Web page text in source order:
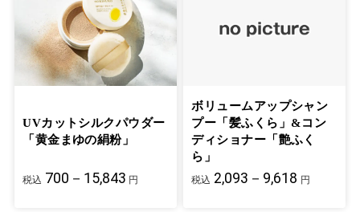
UVカットシルクパウダー
「黄金まゆの絹粉」
税込 700－15,843 円
ボリュームアップシャン
プー「髪ふくら」&コン
ディショナー「艶ふく
ら」
税込 2,093－9,618 円